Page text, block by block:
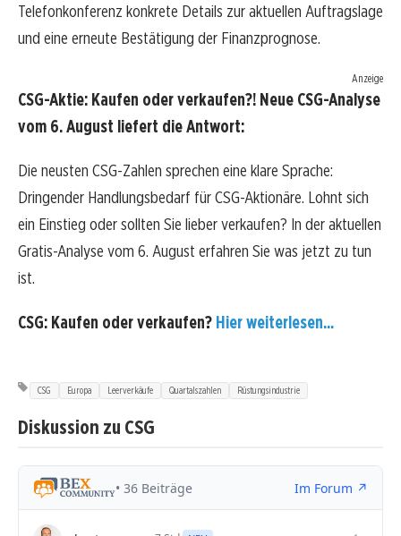
Telefonkonferenz konkrete Details zur aktuellen Auftragslage
und eine erneute Bestätigung der Finanzprognose.
Anzeige
CSG-Aktie: Kaufen oder verkaufen?! Neue CSG-Analyse
vom 6. August liefert die Antwort:
Die neusten CSG-Zahlen sprechen eine klare Sprache:
Dringender Handlungsbedarf für CSG-Aktionäre. Lohnt sich
ein Einstieg oder sollten Sie lieber verkaufen? In der aktuellen
Gratis-Analyse vom 6. August erfahren Sie was jetzt zu tun
ist.
CSG: Kaufen oder verkaufen? Hier weiterlesen...
CSG Europa Leerverkäufe Quartalszahlen Rüstungsindustrie
Diskussion zu CSG